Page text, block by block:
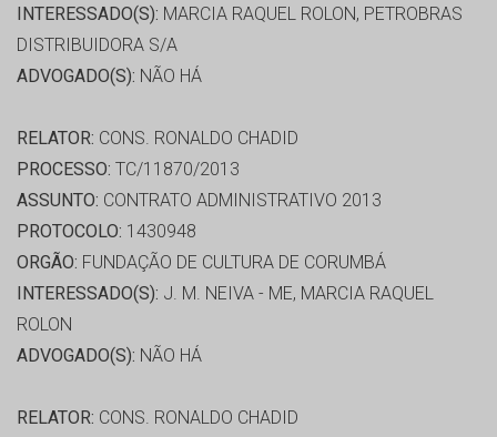
INTERESSADO(S): MARCIA RAQUEL ROLON, PETROBRAS
DISTRIBUIDORA S/A
ADVOGADO(S): NÃO HÁ
RELATOR: CONS. RONALDO CHADID
PROCESSO: TC/11870/2013
ASSUNTO: CONTRATO ADMINISTRATIVO 2013
PROTOCOLO: 1430948
ORGÃO: FUNDAÇÃO DE CULTURA DE CORUMBÁ
INTERESSADO(S): J. M. NEIVA - ME, MARCIA RAQUEL
ROLON
ADVOGADO(S): NÃO HÁ
RELATOR: CONS. RONALDO CHADID